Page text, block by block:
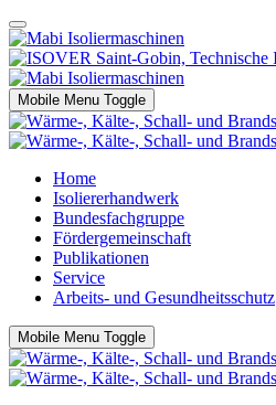
Mobile Menu Toggle
Home
Isoliererhandwerk
Bundesfachgruppe
Fördergemeinschaft
Publikationen
Service
Arbeits- und Gesundheitsschutz
Mobile Menu Toggle